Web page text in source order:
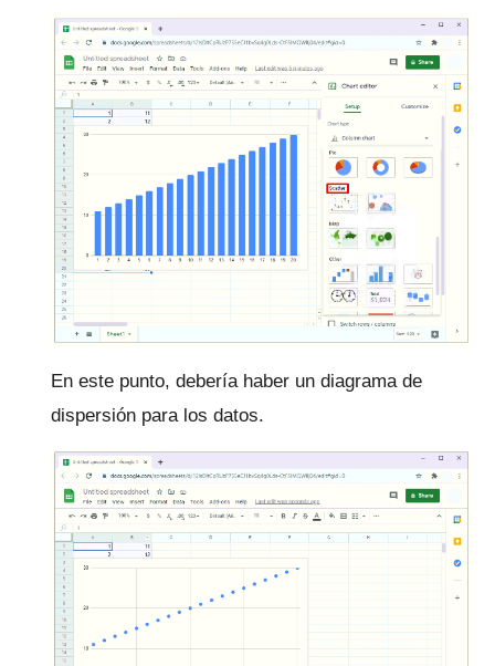
En este punto, debería haber un diagrama de
dispersión para los datos.